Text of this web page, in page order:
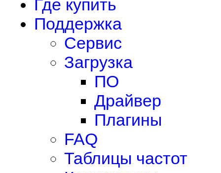
Где купить
Поддержка
Сервис
Загрузка
ПО
Драйвер
Плагины
FAQ
Таблицы частот